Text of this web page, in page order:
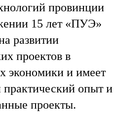
провинции
15 лет «ПУЭ»
развитии
проектов в
экономики и имеет
опыт и
проекты.